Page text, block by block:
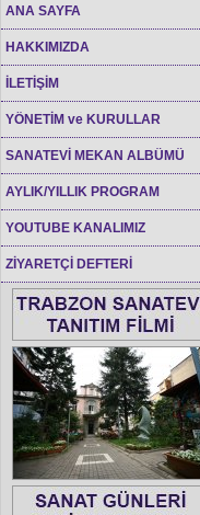
ANA SAYFA
HAKKIMIZDA
İLETİŞİM
YÖNETİM ve KURULLAR
SANATEVİ MEKAN ALBÜMÜ
AYLIK/YILLIK PROGRAM
YOUTUBE KANALIMIZ
ZİYARETÇİ DEFTERİ